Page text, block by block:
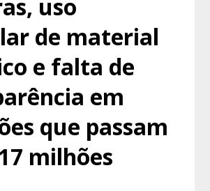
uso
de material
e falta de
em
que passam
milhões